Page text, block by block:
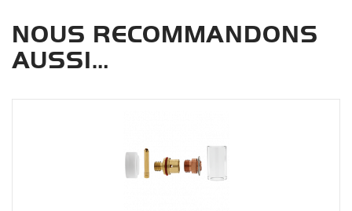
NOUS RECOMMANDONS
AUSSI…